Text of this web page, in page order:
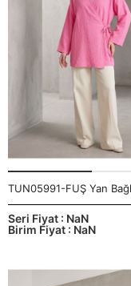
Birim Fiyat : NaN
Seri Fiyat : NaN